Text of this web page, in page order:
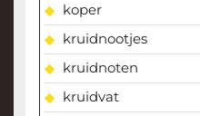
koper
kruidnootjes
kruidnoten
kruidvat